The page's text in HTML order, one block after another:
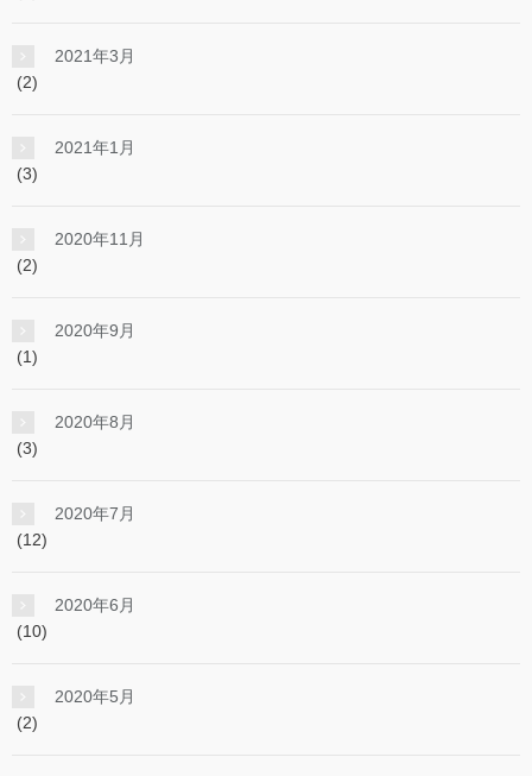
2021年3月
(2)
2021年1月
(3)
2020年11月
(2)
2020年9月
(1)
2020年8月
(3)
2020年7月
(12)
2020年6月
(10)
2020年5月
(2)